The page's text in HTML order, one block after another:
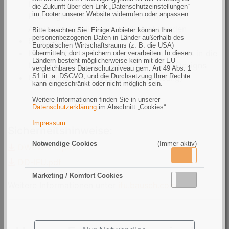
die Zukunft über den Link „Datenschutzeinstellungen“
im Footer unserer Website widerrufen oder anpassen.
Bitte beachten Sie: Einige Anbieter können Ihre
personenbezogenen Daten in Länder außerhalb des
Europäischen Wirtschaftsraums (z. B. die USA)
übermitteln, dort speichern oder verarbeiten. In diesen
Ländern besteht möglicherweise kein mit der EU
vergleichbares Datenschutzniveau gem. Art 49 Abs. 1
S1 lit. a. DSGVO, und die Durchsetzung Ihrer Rechte
kann eingeschränkt oder nicht möglich sein.
Weitere Informationen finden Sie in unserer
Datenschutzerklärung im Abschnitt „Cookies“.
Impressum
Notwendige Cookies (Immer aktiv)
Marketing / Komfort Cookies
Dehydration, wodurch dauerhaft hohe
Feuchtigkeit und gleichbleibend brillante
Abbildungsqualität gewährleistet werden
93% Sauerstofffluss
Klares, scharfes Sehen den ganzen Tag bis in die
Nacht dank des 3-Zonen-Progressive Designs
UV-Schutz (siehe Gebrauchsanweisung)
Sicherheitshinweise:
DWEW-IFU.pdf
ifu.bausch.com